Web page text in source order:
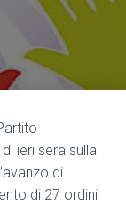
ieri sera sulla
di
di 27 ordini